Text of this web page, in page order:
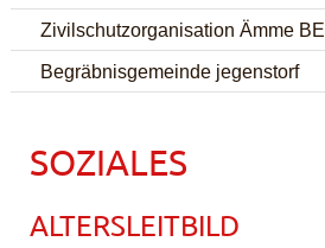
Zivilschutzorganisation Ämme BE
Begräbnisgemeinde jegenstorf
SOZIALES
ALTERSLEITBILD